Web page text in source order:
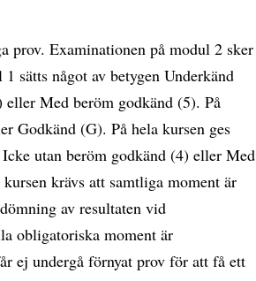
prov. Examinationen på modul 2 sker
sätts något av betygen Underkänd
Med beröm godkänd (5). På
Godkänd (G). På hela kursen ges
utan beröm godkänd (4) eller Med
krävs att samtliga moment är
av resultaten vid
obligatoriska moment är
ej undergå förnyat prov för att få ett